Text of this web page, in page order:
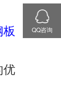
QQ咨询
板
优